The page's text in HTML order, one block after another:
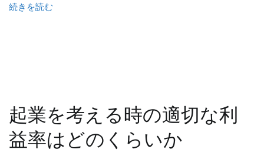
続きを読む
起業を考える時の適切な利
益率はどのくらいか